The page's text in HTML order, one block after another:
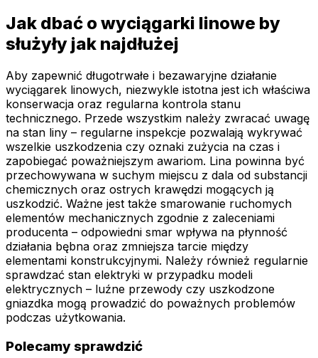
Jak dbać o wyciągarki linowe by
służyły jak najdłużej
Aby zapewnić długotrwałe i bezawaryjne działanie
wyciągarek linowych, niezwykle istotna jest ich właściwa
konserwacja oraz regularna kontrola stanu
technicznego. Przede wszystkim należy zwracać uwagę
na stan liny – regularne inspekcje pozwalają wykrywać
wszelkie uszkodzenia czy oznaki zużycia na czas i
zapobiegać poważniejszym awariom. Lina powinna być
przechowywana w suchym miejscu z dala od substancji
chemicznych oraz ostrych krawędzi mogących ją
uszkodzić. Ważne jest także smarowanie ruchomych
elementów mechanicznych zgodnie z zaleceniami
producenta – odpowiedni smar wpływa na płynność
działania bębna oraz zmniejsza tarcie między
elementami konstrukcyjnymi. Należy również regularnie
sprawdzać stan elektryki w przypadku modeli
elektrycznych – luźne przewody czy uszkodzone
gniazdka mogą prowadzić do poważnych problemów
podczas użytkowania.
Polecamy sprawdzić